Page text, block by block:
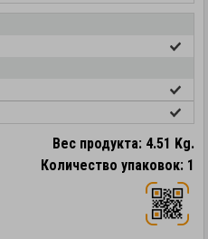
Вес продукта: 4.51 Kg.
Количество упаковок: 1